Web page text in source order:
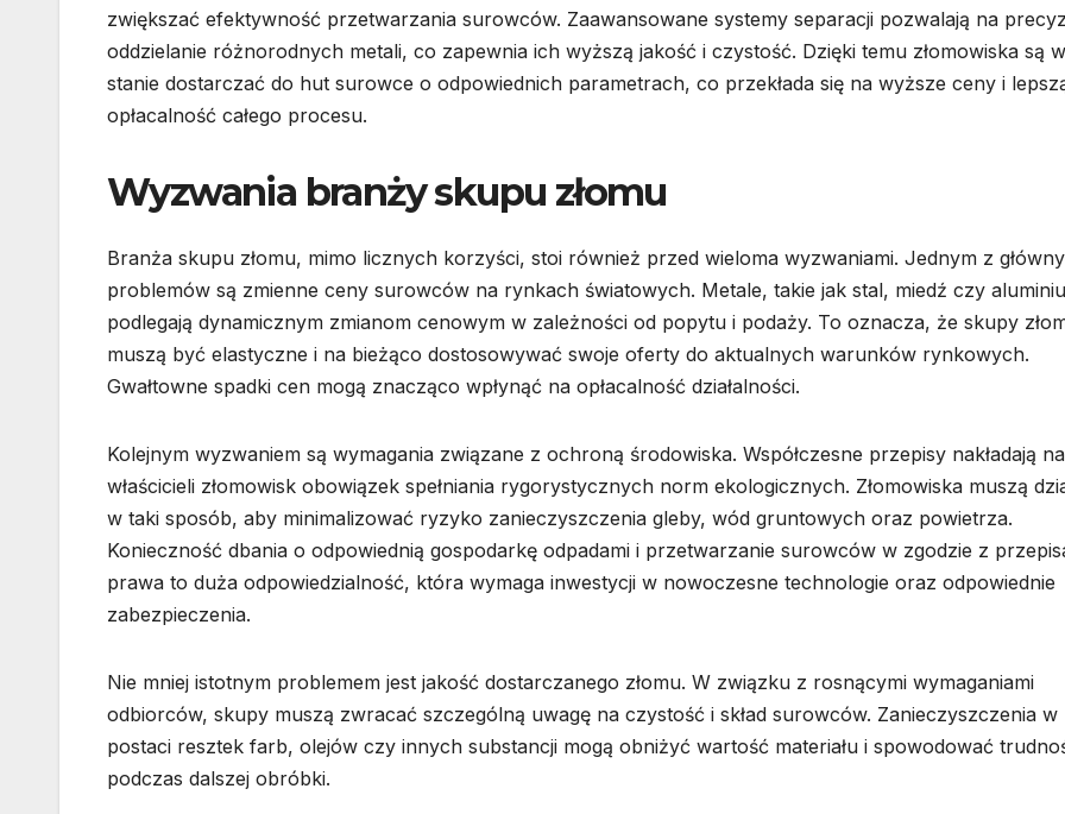
zwiększać efektywność przetwarzania surowców. Zaawansowane systemy separacji pozwalają na
oddzielanie różnorodnych metali, co zapewnia ich wyższą jakość i czystość. Dzięki temu złomowiska są w
stanie dostarczać do hut surowce o odpowiednich parametrach, co przekłada się na wyższe ceny i
opłacalność całego procesu.
Wyzwania branży skupu złomu
Branża skupu złomu, mimo licznych korzyści, stoi również przed wieloma wyzwaniami. Jednym z
problemów są zmienne ceny surowców na rynkach światowych. Metale, takie jak stal, miedź czy
podlegają dynamicznym zmianom cenowym w zależności od popytu i podaży. To oznacza, że skupy
muszą być elastyczne i na bieżąco dostosowywać swoje oferty do aktualnych warunków rynkowych.
Gwałtowne spadki cen mogą znacząco wpłynąć na opłacalność działalności.
Kolejnym wyzwaniem są wymagania związane z ochroną środowiska. Współczesne przepisy nakładają na
właścicieli złomowisk obowiązek spełniania rygorystycznych norm ekologicznych. Złomowiska muszą
w taki sposób, aby minimalizować ryzyko zanieczyszczenia gleby, wód gruntowych oraz powietrza.
Konieczność dbania o odpowiednią gospodarkę odpadami i przetwarzanie surowców w zgodzie z
prawa to duża odpowiedzialność, która wymaga inwestycji w nowoczesne technologie oraz odpowiednie
zabezpieczenia.
Nie mniej istotnym problemem jest jakość dostarczanego złomu. W związku z rosnącymi wymaganiami
odbiorców, skupy muszą zwracać szczególną uwagę na czystość i skład surowców. Zanieczyszczenia w
postaci resztek farb, olejów czy innych substancji mogą obniżyć wartość materiału i spowodować
podczas dalszej obróbki.